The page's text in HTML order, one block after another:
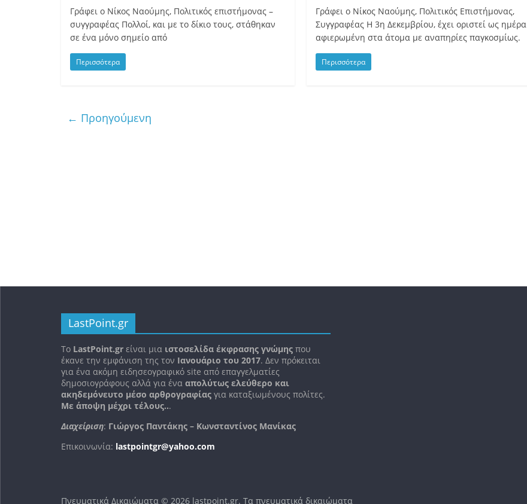
Γράφει ο Νίκος Ναούμης, Πολιτικός επιστήμονας –
συγγραφέας Πολλοί, και με το δίκιο τους, στάθηκαν
σε ένα μόνο σημείο από
Περισσότερα
Γράφει ο Νίκος Ναoύμης, Πολιτικός Επιστήμονας,
Συγγραφέας Η 3η Δεκεμβρίου, έχει οριστεί ως ημέρα
αφιερωμένη στα άτομα με αναπηρίες παγκοσμίως.
Περισσότερα
← Προηγούμενη
LastPoint.gr
To LastPoint.gr είναι μια ιστοσελίδα έκφρασης γνώμης που
έκανε την εμφάνιση της τον Ιανουάριο του 2017. Δεν πρόκειται
για ένα ακόμη ειδησεογραφικό site από επαγγελματίες
δημοσιογράφους αλλά για ένα απολύτως ελεύθερο και
ακηδεμόνευτο μέσο αρθρογραφίας για καταξιωμένους πολίτες.
Με άποψη μέχρι τέλους...
Διαχείριση: Γιώργος Παντάκης – Κωνσταντίνος Μανίκας
Επικοινωνία: lastpointgr@yahoo.com
Πνευματικά Δικαιώματα © 2026 lastpoint.gr. Τα πνευματικά δικαιώματα